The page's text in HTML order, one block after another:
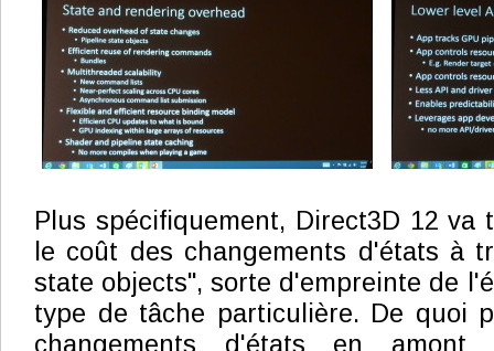
Plus spécifiquement, Direct3D 12 va
le coût des changements d'états à
state objects", sorte d'empreinte de
type de tâche particulière. De quoi
changements d'états en